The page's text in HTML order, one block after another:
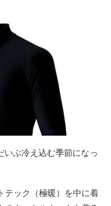
いぶ冷え込む季節になっ
テック（極暖）を中に着